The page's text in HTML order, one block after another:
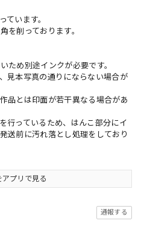
ています。
を削っております。
ため別途インクが必要です。
見本写真の通りにならない場合が
品とは印面が若干異なる場合があ
行っているため、はんこ部分にイ
送前に汚れ落とし処理をしており
アプリで見る
通報する